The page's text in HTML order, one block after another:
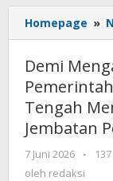
Homepage »
Demi
Tengah
Jembatan
7 Juni 2026
oleh
redaksi
-
oleh redaksi